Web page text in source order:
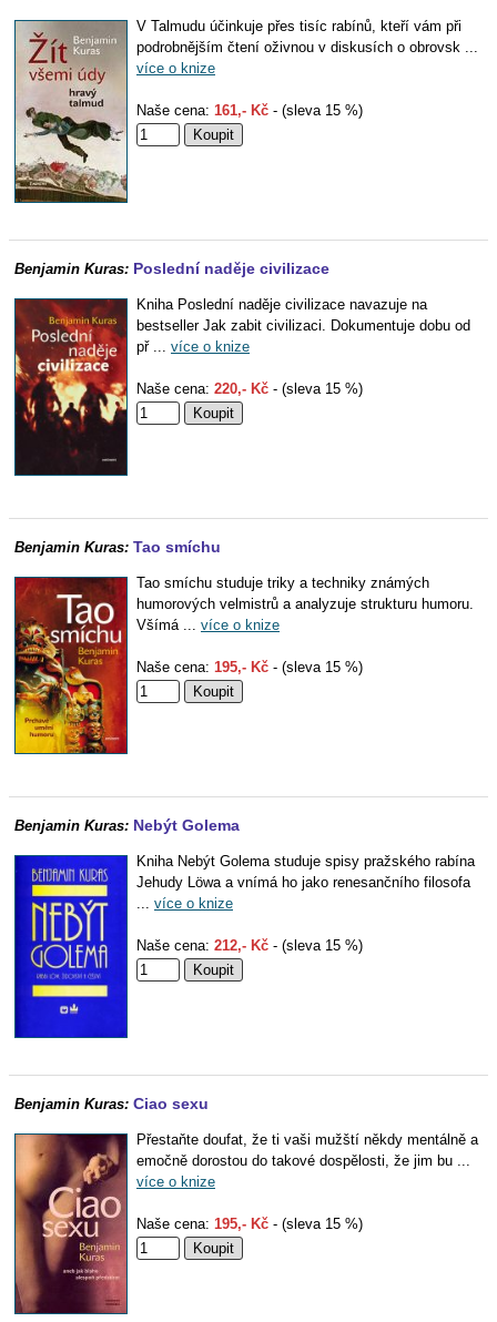
V Talmudu účinkuje přes tisíc rabínů, kteří vám při
podrobnějším čtení oživnou v diskusích o obrovsk ...
více o knize
Naše cena: 161,- Kč - (sleva 15 %)
Benjamin Kuras: Poslední naděje civilizace
Kniha Poslední naděje civilizace navazuje na
bestseller Jak zabit civilizaci. Dokumentuje dobu od
př ... více o knize
Naše cena: 220,- Kč - (sleva 15 %)
Benjamin Kuras: Tao smíchu
Tao smíchu studuje triky a techniky známých
humorových velmistrů a analyzuje strukturu humoru.
Všímá ... více o knize
Naše cena: 195,- Kč - (sleva 15 %)
Benjamin Kuras: Nebýt Golema
Kniha Nebýt Golema studuje spisy pražského rabína
Jehudy Löwa a vnímá ho jako renesančního filosofa
... více o knize
Naše cena: 212,- Kč - (sleva 15 %)
Benjamin Kuras: Ciao sexu
Přestaňte doufat, že ti vaši mužští někdy mentálně a
emočně dorostou do takové dospělosti, že jim bu ...
více o knize
Naše cena: 195,- Kč - (sleva 15 %)